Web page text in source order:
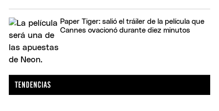
Paper Tiger: salió el tráiler de la película que
Cannes ovacionó durante diez minutos